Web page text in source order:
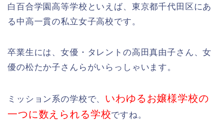
白百合学園高等学校といえば、東京都千代田区にあ
る中高一貫の私立女子高校です。
卒業生には、女優・タレントの高田真由子さん、女
優の松たか子さんらがいらっしゃいます。
ミッション系の学校で、 いわゆるお嬢様学校の
一つに数えられる学校ですね。